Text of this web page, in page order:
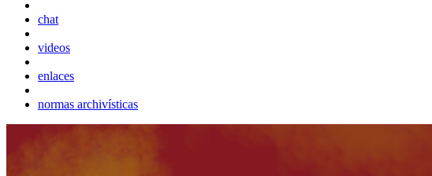
chat
videos
enlaces
normas archivísticas